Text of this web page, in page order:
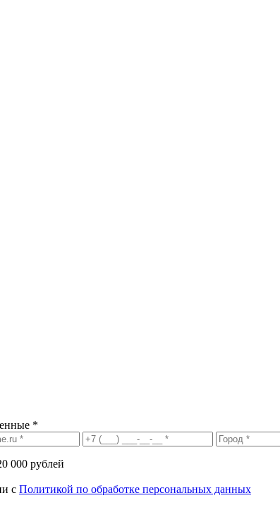
*
000 рублей
с Политикой по обработке персональных данных